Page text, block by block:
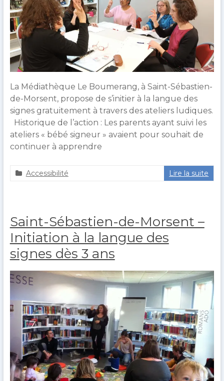
des
initiatives
intéressantes
mises
en
place
dans
les
bibliothèques
normandes.
La Médiathèque Le Boumerang, à Saint-Sébastien-
de-Morsent, propose de s’initier à la langue des
signes gratuitement à travers des ateliers ludiques.
Historique de l’action : Les parents ayant suivi les
ateliers « bébé signeur » avaient pour souhait de
continuer à apprendre
r
o
u
l
t
v
r
i
e
r
2
0
3
Accessibilité Lire la suite
Saint-Sébastien-de-Morsent –
Initiation à la langue des
signes dès 3 ans